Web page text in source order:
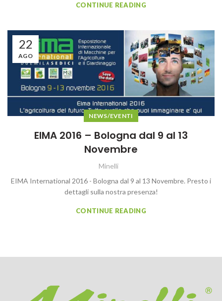
CONTINUE READING
22
AGO
NEWS/EVENTI
EIMA 2016 – Bologna dal 9 al 13
Novembre
Minelli
EIMA International 2016 - Bologna dal 9 al 13 Novembre. Presto i
dettagli sulla nostra presenza!
CONTINUE READING